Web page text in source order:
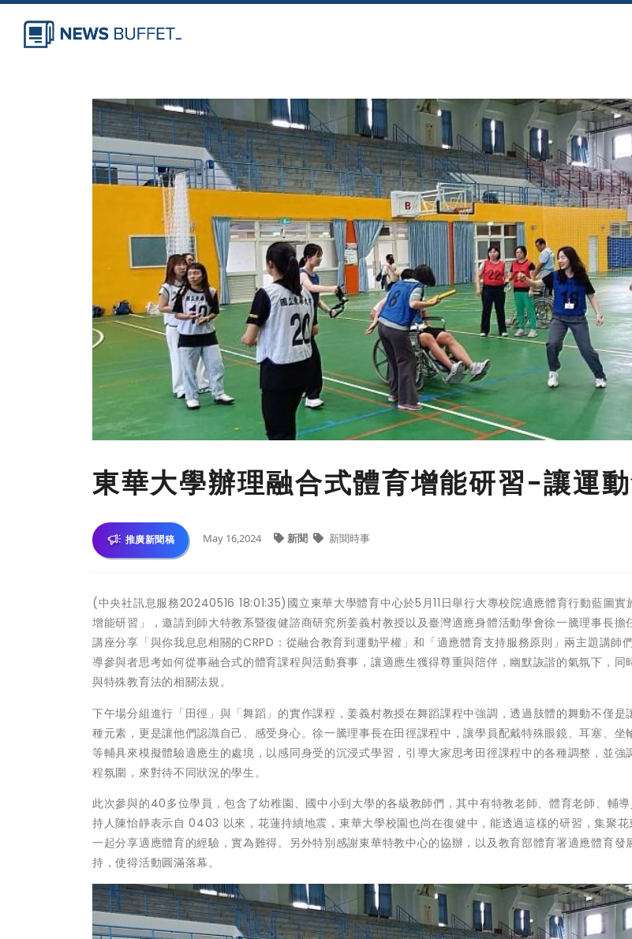
東華大學辦理融合式體育增能研習-讓運
推廣新聞稿 May 16,2024 新聞 新聞時事
(中央社訊息服務20240516 18:01:35)國立東華大學體育中心於5月11日舉行大專校院適應體育行動藍圖實
增能研習」，邀請到師大特教系暨復健諮商研究所姜義村教授以及臺灣適應身體活動學會徐一騰理事長擔
講座分享「與你我息息相關的CRPD：從融合教育到運動平權」和「適應體育支持服務原則」兩主題講師
導參與者思考如何從事融合式的體育課程與活動賽事，讓適應生獲得尊重與陪伴，幽默詼諧的氣氛下，同
與特殊教育法的相關法規。
下午場分組進行「田徑」與「舞蹈」的實作課程，姜義村教授在舞蹈課程中強調，透過肢體的舞動不僅是
種元素，更是讓他們認識自己、感受身心。徐一騰理事長在田徑課程中，讓學員配戴特殊眼鏡、耳塞、坐
等輔具來模擬體驗適應生的處境，以感同身受的沉浸式學習，引導大家思考田徑課程中的各種調整，並強
程氛圍，來對待不同狀況的學生。
此次參與的40多位學員，包含了幼稚園、國中小到大學的各級教師們，其中有特教老師、體育老師、輔
持人陳怡靜表示自 0403 以來，花蓮持續地震，東華大學校園也尚在復健中，能透過這樣的研習，集聚花
一起分享適應體育的經驗，實為難得。另外特別感謝東華特教中心的協辦，以及教育部體育署適應體育發
持，使得活動圓滿落幕。